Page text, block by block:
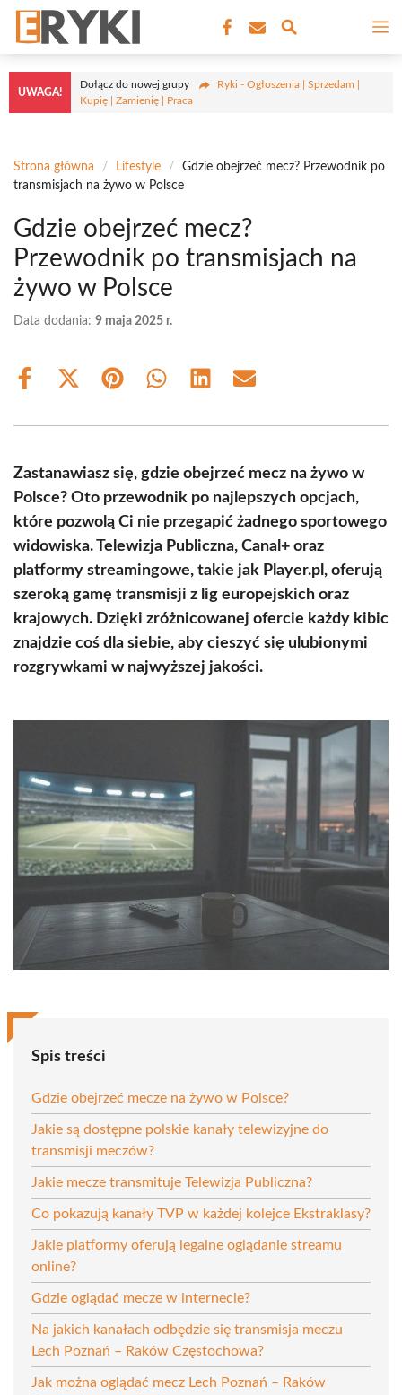
Przejdź
treści
UWAGA!
Dołącz do nowej grupy
Ryki - Ogłoszenia | Sprzedam |
Kupię | Zamienię | Praca
Strona główna / Lifestyle /
Gdzie obejrzeć mecz? Przewodnik po
transmisjach na żywo w Polsce
Gdzie obejrzeć mecz?
Przewodnik po transmisjach na
żywo w Polsce
Data dodania: 9 maja 2025 r.
Share
Share
(Twitter)
Share Share Share Share
Zastanawiasz się, gdzie obejrzeć mecz na żywo w
Polsce? Oto przewodnik po najlepszych opcjach,
które pozwolą Ci nie przegapić żadnego sportowego
widowiska. Telewizja Publiczna, Canal+ oraz
platformy streamingowe, takie jak Player.pl, oferują
szeroką gamę transmisji z lig europejskich oraz
krajowych. Dzięki zróżnicowanej ofercie każdy kibic
znajdzie coś dla siebie, aby cieszyć się ulubionymi
rozgrywkami w najwyższej jakości.
Spis treści
Gdzie obejrzeć mecze na żywo w Polsce?
Jakie są dostępne polskie kanały telewizyjne do
transmisji meczów?
Jakie mecze transmituje Telewizja Publiczna?
Co pokazują kanały TVP w każdej kolejce Ekstraklasy?
Jakie platformy oferują legalne oglądanie streamu
online?
Gdzie oglądać mecze w internecie?
Na jakich kanałach odbędzie się transmisja meczu
Lech Poznań – Raków Częstochowa?
Jak można oglądać mecz Lech Poznań – Raków